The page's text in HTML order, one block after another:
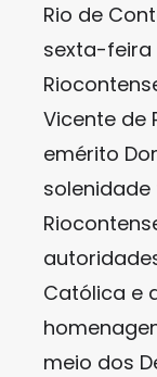
Rio de
sexta-feira
Vicente de
emérito
solenidade
Católica e
meio dos